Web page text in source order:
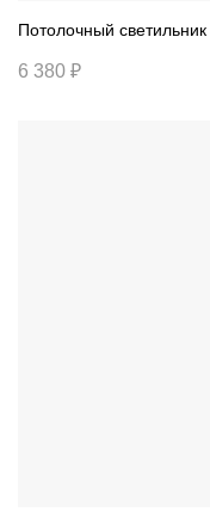
6 380 ₽